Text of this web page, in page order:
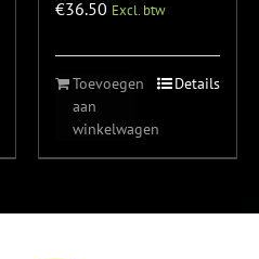
€36.50 Excl. btw
Toevoegen
aan
winkelwagen
Details